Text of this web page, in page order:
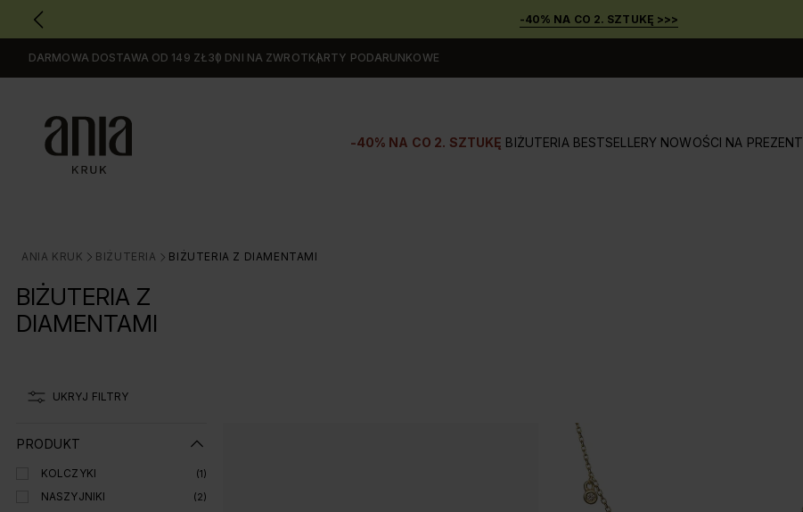
GŁÓWNEJ
ZAWARTOŚCI
FILTRÓW
UŻYTKOWNIKA
-40% NA CO 2. SZTUKĘ >>>
DARMOWA DOSTAWA OD 149 ZŁ30 DNI NA ZWROTKARTY PODARUNKOWE
-40% NA CO 2. SZTUKĘ BIŻUTERIA BESTSELLERY NOWOŚCI NA PREZENT
ANIA KRUK
>
BIŻUTERIA
>
BIŻUTERIA Z DIAMENTAMI
BIŻUTERIA Z
DIAMENTAMI
UKRYJ FILTRY
PRODUKT
KOLCZYKI (1)
NASZYJNIKI (2)